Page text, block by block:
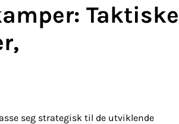
Taktiske
seg strategisk til de utviklende